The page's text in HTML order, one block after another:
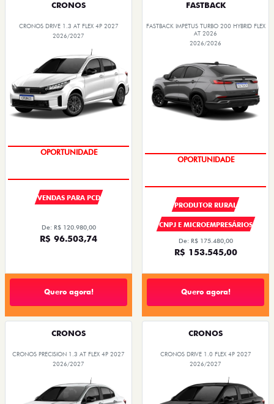
CRONOS
CRONOS DRIVE 1.3 AT FLEX 4P 2027
2026/2027
SUPER DESCONTO
VENDAS PARA PCD
De: R$ 120.980,00
R$ 96.503,74
Quero agora!
FASTBACK
FASTBACK IMPETUS TURBO 200 HYBRID FLEX
AT 2026
2026/2026
SUPER DESCONTO
PRODUTOR RURAL
CNPJ E MICROEMPRESÁRIOS
De: R$ 175.480,00
R$ 153.545,00
Quero agora!
CRONOS
CRONOS PRECISION 1.3 AT FLEX 4P 2027
2026/2027
CRONOS
CRONOS DRIVE 1.0 FLEX 4P 2027
2026/2027